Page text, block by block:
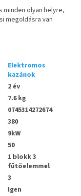
minden olyan helyre,
megoldásra van
Elektromos
kazánok
2 év
7.6 kg
0745314272674
380
9kW
50
1 blokk 3
fűtőelemmel
3
Igen